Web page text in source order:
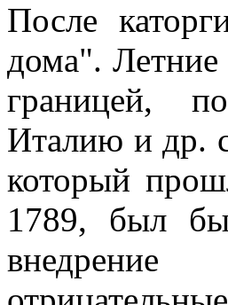
После
дома". Летние
границей,
Италию и др.
который
1789, был